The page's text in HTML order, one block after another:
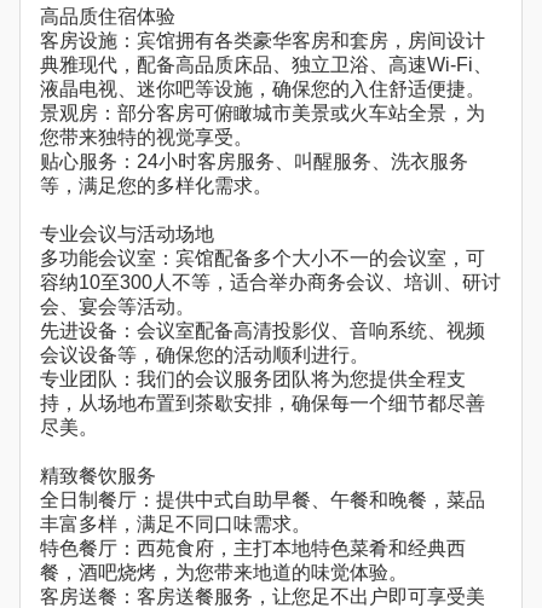
高品质住宿体验
客房设施：宾馆拥有各类豪华客房和套房，房间设计
典雅现代，配备高品质床品、独立卫浴、高速Wi-Fi、
液晶电视、迷你吧等设施，确保您的入住舒适便捷。
景观房：部分客房可俯瞰城市美景或火车站全景，为
您带来独特的视觉享受。
贴心服务：24小时客房服务、叫醒服务、洗衣服务
等，满足您的多样化需求。
专业会议与活动场地
多功能会议室：宾馆配备多个大小不一的会议室，可
容纳10至300人不等，适合举办商务会议、培训、研讨
会、宴会等活动。
先进设备：会议室配备高清投影仪、音响系统、视频
会议设备等，确保您的活动顺利进行。
专业团队：我们的会议服务团队将为您提供全程支
持，从场地布置到茶歇安排，确保每一个细节都尽善
尽美。
精致餐饮服务
全日制餐厅：提供中式自助早餐、午餐和晚餐，菜品
丰富多样，满足不同口味需求。
特色餐厅：西苑食府，主打本地特色菜肴和经典西
餐，酒吧烧烤，为您带来地道的味觉体验。
客房送餐：客房送餐服务，让您足不出户即可享受美